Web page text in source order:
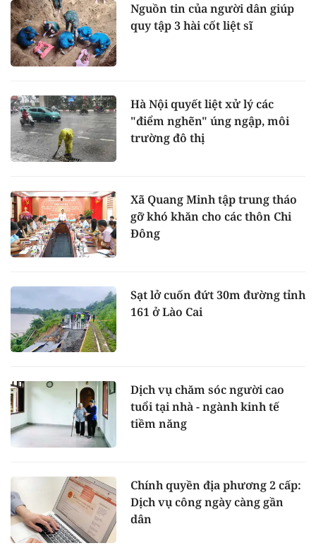
Nguồn tin của người dân giúp
quy tập 3 hài cốt liệt sĩ
Hà Nội quyết liệt xử lý các
"điểm nghẽn" úng ngập, môi
trường đô thị
Xã Quang Minh tập trung tháo
gỡ khó khăn cho các thôn Chi
Đông
Sạt lở cuốn đứt 30m đường tỉnh
161 ở Lào Cai
Dịch vụ chăm sóc người cao
tuổi tại nhà - ngành kinh tế
tiềm năng
Chính quyền địa phương 2 cấp:
Dịch vụ công ngày càng gần
dân